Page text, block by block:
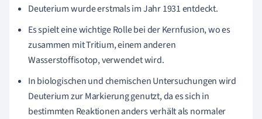
Deuterium wurde erstmals im Jahr 1931 entdeckt.
Es spielt eine wichtige Rolle bei der Kernfusion, wo es
zusammen mit Tritium, einem anderen
Wasserstoffisotop, verwendet wird.
In biologischen und chemischen Untersuchungen wird
Deuterium zur Markierung genutzt, da es sich in
bestimmten Reaktionen anders verhält als normaler